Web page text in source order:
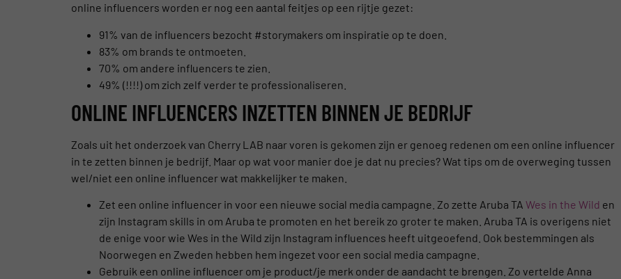
online influencers worden er nog een aantal feitjes op een rijtje gezet:
91% van de influencers bezocht #storymakers om inspiratie op te doen.
83% om brands te ontmoeten.
70% om andere influencers te zien.
49% (!!!!) om zich zelf verder te professionaliseren.
ONLINE INFLUENCERS INZETTEN BINNEN JE BEDRIJF
Zoals uit het onderzoek van Cherry LAB naar voren is gekomen zijn er genoeg redenen om een online influencer
in te zetten binnen je bedrijf. Maar op wat voor manier doe je dat nu precies? Wat tips om de overweging tussen
wel/niet een online influencer wat makkelijker te maken.
Zet een online influencer in voor een nieuwe social media campagne. Zo zette Aruba TA Wes in the Wild en
zijn Instagram skills in om Aruba te promoten en het bereik zo groter te maken. Aruba TA is overigens niet
de enige voor wie Wes in the Wild zijn Instagram influences heeft uitgeoefend. Ook bestemmingen als
Noorwegen en Zweden hebben hem ingezet voor een social media campagne.
Gebruik een online influencer om je product/je merk onder de aandacht te brengen. Zo vertelde Anna